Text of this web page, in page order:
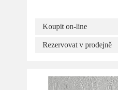
Koupit on-line
Rezervovat v prodejně